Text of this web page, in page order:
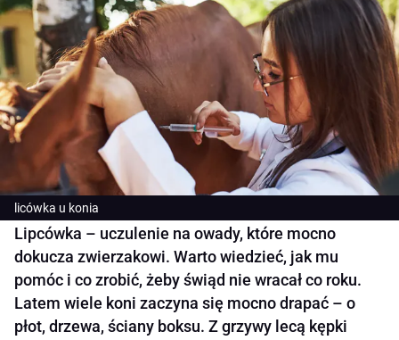
licówka u konia
Lipcówka – uczulenie na owady, które mocno
dokucza zwierzakowi. Warto wiedzieć, jak mu
pomóc i co zrobić, żeby świąd nie wracał co roku.
Latem wiele koni zaczyna się mocno drapać – o
płot, drzewa, ściany boksu. Z grzywy lecą kępki